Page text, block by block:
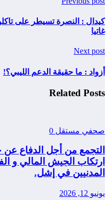
كيدال : النصرة تسيطر على
غاتيا
Next post
أزواد : ما حقيقة الدعم الليبي؟!
Related Posts
صحفي مستقل 0
التجمع من أجل الدفاع
ارتكاب الجيش المالي و
المدنيين في إشل.
يونيو 12, 2026